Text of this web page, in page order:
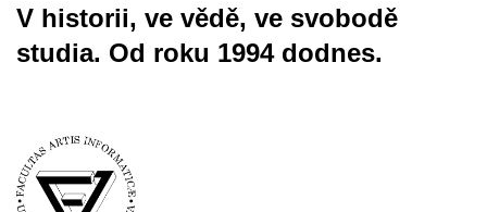
V historii, ve vědě, ve svobodě
studia. Od roku 1994 dodnes.